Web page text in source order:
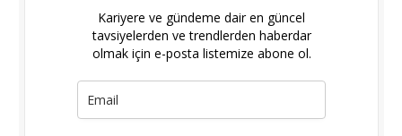
Kariyere ve gündeme dair en güncel
tavsiyelerden ve trendlerden haberdar
olmak için e-posta listemize abone ol.